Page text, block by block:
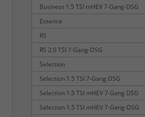
Business 1.5 TSI mHEV 7-Gang-DSG
Essence
RS
RS 2.0 TSI 7-Gang-DSG
Selection
Selection 1.5 TSI 7-Gang DSG
Selection 1.5 TSI mHEV 7-Gang DSG
Selection 1.5 TSI mHEV 7-Gang-DSG